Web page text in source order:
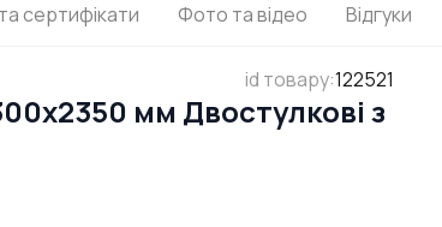
сертифікати Фото та відео Відгуки
id товару:122521
мм Двостулкові з